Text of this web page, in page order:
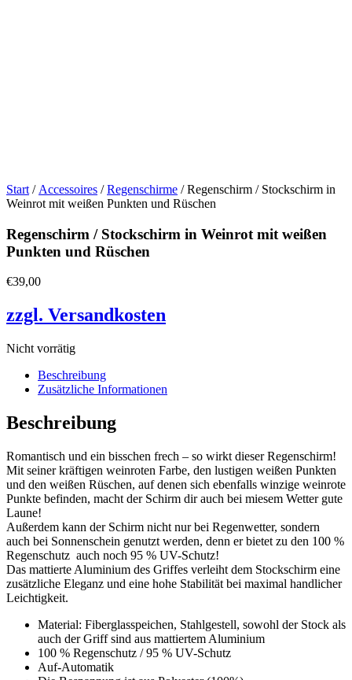
Start / Accessoires /Regenschirme / Regenschirm / Stockschirm in
Weinrot mit weißen Punkten und Rüschen
Regenschirm / Stockschirm in Weinrot mit weißen
Punkten und Rüschen
€39,00
zzgl. Versandkosten
Nicht vorrätig
Beschreibung
Zusätzliche Informationen
Beschreibung
Romantisch und ein bisschen frech – so wirkt dieser Regenschirm!
Mit seiner kräftigen weinroten Farbe, den lustigen weißen Punkten
und den weißen Rüschen, auf denen sich ebenfalls winzige weinrote
Punkte befinden, macht der Schirm dir auch bei miesem Wetter gute
Laune!
Außerdem kann der Schirm nicht nur bei Regenwetter, sondern
auch bei Sonnenschein genutzt werden, denn er bietet zu den 100 %
Regenschutz auch noch 95 % UV-Schutz!
Das mattierte Aluminium des Griffes verleiht dem Stockschirm eine
zusätzliche Eleganz und eine hohe Stabilität bei maximal handlicher
Leichtigkeit.
Material: Fiberglasspeichen, Stahlgestell, sowohl der Stock als
auch der Griff sind aus mattiertem Aluminium
100 % Regenschutz / 95 % UV-Schutz
Auf-Automatik